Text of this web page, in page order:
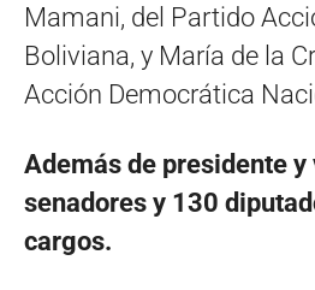
Mamani, del Partido
Boliviana, y María de la
Acción Democrática
Además de presidente
senadores y 130
cargos.